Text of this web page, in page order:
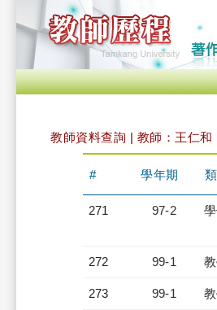
教師資料查詢 | 教師：王仁和
# 學年期
271 97-2
272 99-1
273 99-1